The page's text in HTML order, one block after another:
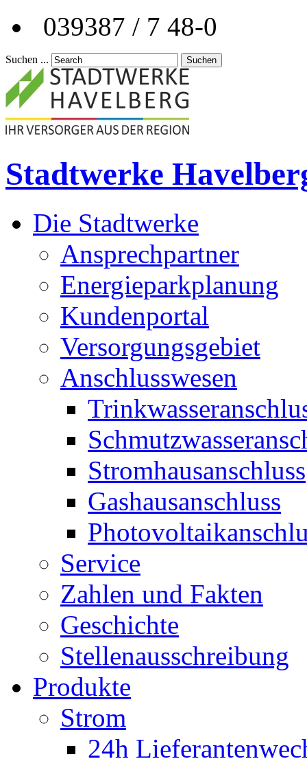
039387 / 7 48-0
Suchen ... Suchen
Stadtwerke
Die Stadtwerke
Ansprechpartner
Energieparkplanung
Kundenportal
Versorgungsgebiet
Anschlusswesen
Stromhausanschluss
Gashausanschluss
Service
Zahlen und Fakten
Geschichte
Stellenausschreibung
Produkte
Strom
24h